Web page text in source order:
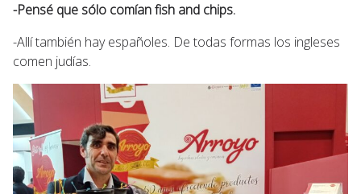
-Pensé que sólo comían fish and chips.
-Allí también hay españoles. De todas formas los ingleses
comen judías.